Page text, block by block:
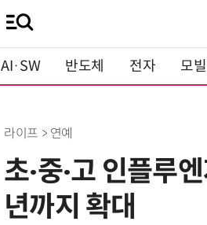
AI·SW 반도체 전자 모
라이프 > 연예
초‧중‧고 인플루
년까지 확대